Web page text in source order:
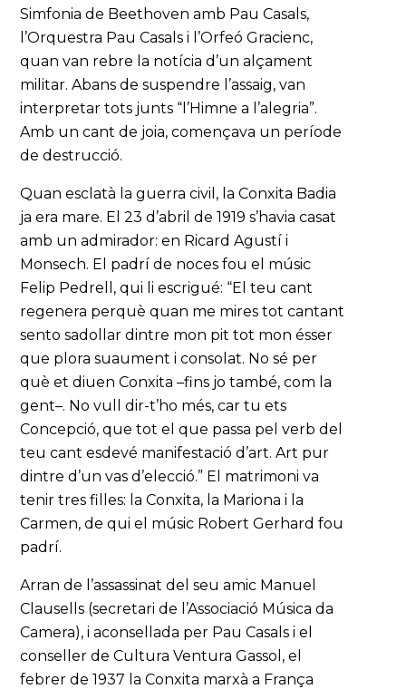
Simfonia de Beethoven amb Pau Casals,
l’Orquestra Pau Casals i l’Orfeó Gracienc,
quan van rebre la notícia d’un alçament
militar. Abans de suspendre l’assaig, van
interpretar tots junts “l’Himne a l’alegria”.
Amb un cant de joia, començava un període
de destrucció.
Quan esclatà la guerra civil, la Conxita Badia
ja era mare. El 23 d’abril de 1919 s’havia casat
amb un admirador: en Ricard Agustí i
Monsech. El padrí de noces fou el músic
Felip Pedrell, qui li escrigué: “El teu cant
regenera perquè quan me mires tot cantant
sento sadollar dintre mon pit tot mon ésser
que plora suaument i consolat. No sé per
què et diuen Conxita –fins jo també, com la
gent–. No vull dir-t’ho més, car tu ets
Concepció, que tot el que passa pel verb del
teu cant esdevé manifestació d’art. Art pur
dintre d’un vas d’elecció.” El matrimoni va
tenir tres filles: la Conxita, la Mariona i la
Carmen, de qui el músic Robert Gerhard fou
padrí.
Arran de l’assassinat del seu amic Manuel
Clausells (secretari de l’Associació Música da
Camera), i aconsellada per Pau Casals i el
conseller de Cultura Ventura Gassol, el
febrer de 1937 la Conxita marxà a França